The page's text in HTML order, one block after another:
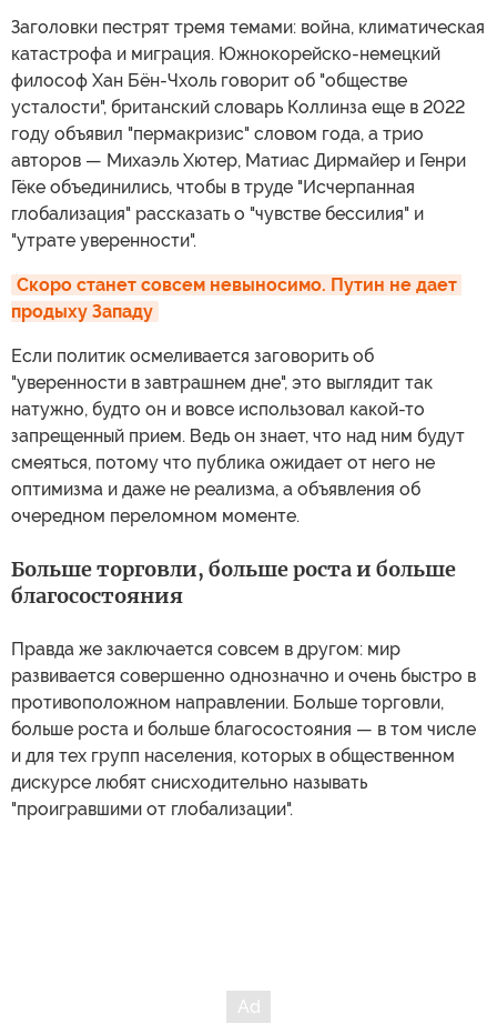
Заголовки пестрят тремя темами: война, климатическая
катастрофа и миграция. Южнокорейско-немецкий
философ Хан Бён-Чхоль говорит об "обществе
усталости", британский словарь Коллинза еще в 2022
году объявил "пермакризис" словом года, а трио
авторов — Михаэль Хютер, Матиас Дирмайер и Генри
Гёке объединились, чтобы в труде "Исчерпанная
глобализация" рассказать о "чувстве бессилия" и
"утрате уверенности".
Скоро станет совсем невыносимо. Путин не дает
продыху Западу
Если политик осмеливается заговорить об
"уверенности в завтрашнем дне", это выглядит так
натужно, будто он и вовсе использовал какой-то
запрещенный прием. Ведь он знает, что над ним будут
смеяться, потому что публика ожидает от него не
оптимизма и даже не реализма, а объявления об
очередном переломном моменте.
Больше торговли, больше роста и больше
благосостояния
Правда же заключается совсем в другом: мир
развивается совершенно однозначно и очень быстро в
противоположном направлении. Больше торговли,
больше роста и больше благосостояния — в том числе
и для тех групп населения, которых в общественном
дискурсе любят снисходительно называть
"проигравшими от глобализации".